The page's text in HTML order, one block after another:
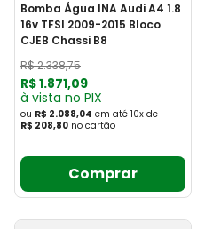
Bomba Água INA Audi A4 1.8
16v TFSI 2009-2015 Bloco
CJEB Chassi B8
R$2.338,75
R$1.871,09
à vista no PIX
ou R$ 2.088,04 em até 10x de
R$ 208,80 no cartão
Comprar